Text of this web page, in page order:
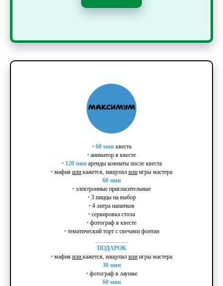
• 60 мин квеста
• аниматор в квесте
• 120 минаренды комнаты после квеста
• мафия или кажется, нащупал или игры мастера
60 мин
• электронные пригласительные
• 3 пиццы на выбор
• 4 литра напитков
• сервировка стола
• фотограф в квесте
• тематический торт с свечами фонтан
ПОДАРОК
• мафия или кажется, нащупал или игры мастера
30 мин
• фотограф в лаунже
60 мин